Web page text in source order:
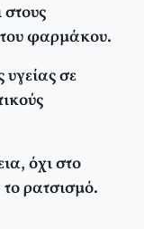
φαρμάκου.
σε
όχι στο
ρατσισμό.